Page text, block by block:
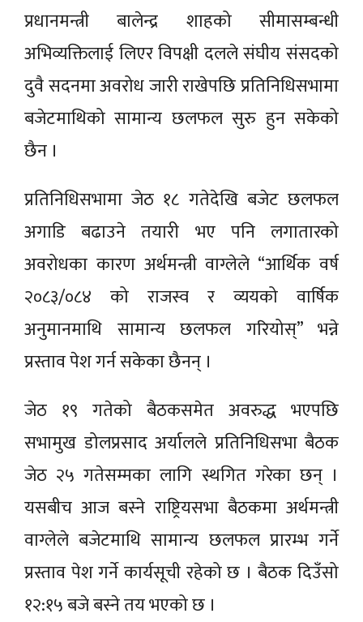
प्रधानमन्त्री बालेन्द्र शाहको सीमासम्बन्धी
अभिव्यक्तिलाई लिएर विपक्षी दलले संघीय संसदको
दुवै सदनमा अवरोध जारी राखेपछि प्रतिनिधिसभामा
बजेटमाथिको सामान्य छलफल सुरु हुन सकेको
छैन ।
प्रतिनिधिसभामा जेठ १८ गतेदेखि बजेट छलफल
अगाडि बढाउने तयारी भए पनि लगातारको
अवरोधका कारण अर्थमन्त्री वाग्लेले “आर्थिक वर्ष
२०८३/०८४ को राजस्व र व्ययको वार्षिक
अनुमानमाथि सामान्य छलफल गरियोस्” भन्ने
प्रस्ताव पेश गर्न सकेका छैनन् ।
जेठ १९ गतेको बैठकसमेत अवरुद्ध भएपछि
सभामुख डोलप्रसाद अर्यालले प्रतिनिधिसभा बैठक
जेठ २५ गतेसम्मका लागि स्थगित गरेका छन् ।
यसबीच आज बस्ने राष्ट्रियसभा बैठकमा अर्थमन्त्री
वाग्लेले बजेटमाथि सामान्य छलफल प्रारम्भ गर्ने
प्रस्ताव पेश गर्ने कार्यसूची रहेको छ । बैठक दिउँसो
१२:१५ बजे बस्ने तय भएको छ ।